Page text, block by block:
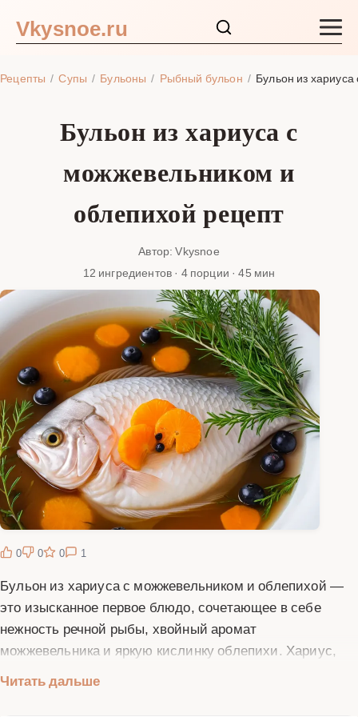
Vkysnoe.ru
Рецепты Супы Бульоны Рыбный бульон Бульон из
Бульон из хариуса с
можжевельником и
облепихой рецепт
Автор: Vkysnoe
12 ингредиентов · 4 порции · 45 мин
0 0 0 1
Бульон из хариуса с можжевельником и облепихой —
это изысканное первое блюдо, сочетающее в себе
нежность речной рыбы, хвойный аромат
можжевельника и яркую кислинку облепихи. Хариус,
идеально подходит для приготовления бульонов. Эта
Читать дальше